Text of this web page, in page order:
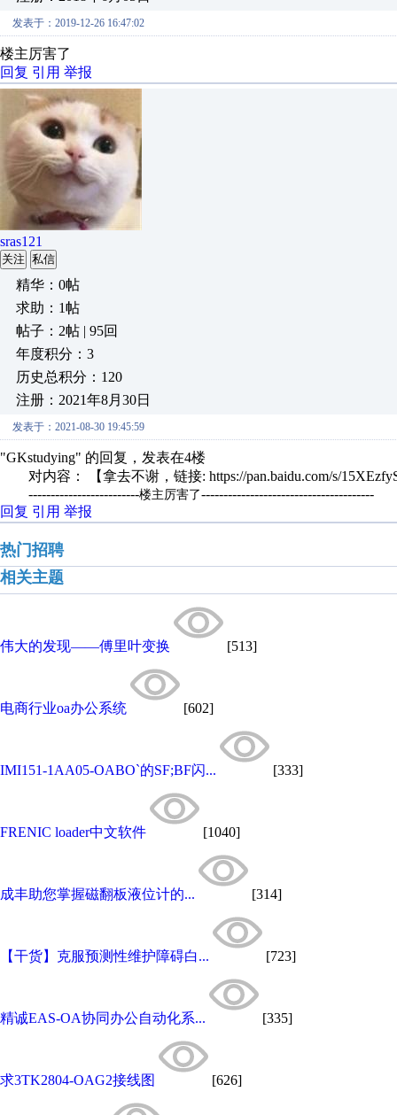
发表于：2019-12-26 16:47:02
楼主厉害了
回复 引用 举报
sras121
关注 私信
精华：0帖
求助：1帖
帖子：2帖 | 95回
年度积分：3
历史总积分：120
注册：2021年8月30日
发表于：2021-08-30 19:45:59
"GKstudying" 的回复，发表在4楼
对内容： 【拿去不谢，链接: https://pan.baidu.com/s/
-------------------------楼主厉害了---------------------------------------
回复 引用 举报
热门招聘
相关主题
伟大的发现——傅里叶变换 [513]
电商行业oa办公系统 [602]
IMI151-1AA05-OABO`的SF;BF闪... [333]
FRENIC loader中文软件 [1040]
成丰助您掌握磁翻板液位计的... [314]
【干货】克服预测性维护障碍白... [723]
精诚EAS-OA协同办公自动化系... [335]
求3TK2804-OAG2接线图 [626]